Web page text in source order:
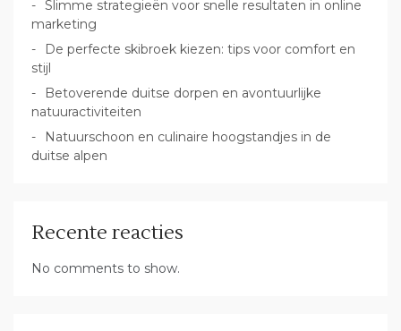
Slimme strategieën voor snelle resultaten in online
marketing
De perfecte skibroek kiezen: tips voor comfort en
stijl
Betoverende duitse dorpen en avontuurlijke
natuuractiviteiten
Natuurschoon en culinaire hoogstandjes in de
duitse alpen
Recente reacties
No comments to show.